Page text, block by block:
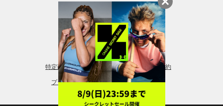
レギンス＆タイツ
特定商取引法に基づく通販の表記 会員規約
プライバシーポリシー